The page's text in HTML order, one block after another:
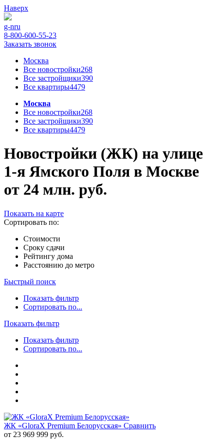
Наверх
g-nru
8-800-600-55-23
Заказать звонок
Москва
Все новостройки268
Все застройщики390
Все квартиры4479
Москва
Все новостройки268
Все застройщики390
Все квартиры4479
Новостройки (ЖК) на улице
1-я Ямского Поля в Москве
от 24 млн. руб.
Показать на карте
Сортировать по:
Стоимости
Сроку сдачи
Рейтингу дома
Расстоянию до метро
Быстрый поиск
Показать фильтр
Сортировать по...
Показать фильтр
Показать фильтр
Сортировать по...
ЖК «GloraX Premium Белорусская» Сравнить
от 23 969 999 руб.